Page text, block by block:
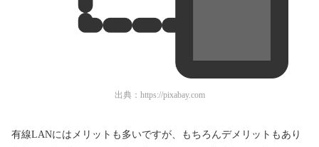
出典： https://pixabay.com
有線LANにはメリットも多いですが、もちろんデメリットもあり